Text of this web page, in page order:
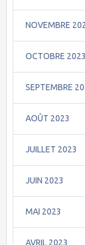
NOVEMBRE
OCTOBRE 2023
SEPTEMBRE
AOÛT 2023
JUILLET 2023
JUIN 2023
MAI 2023
AVRIL 2023